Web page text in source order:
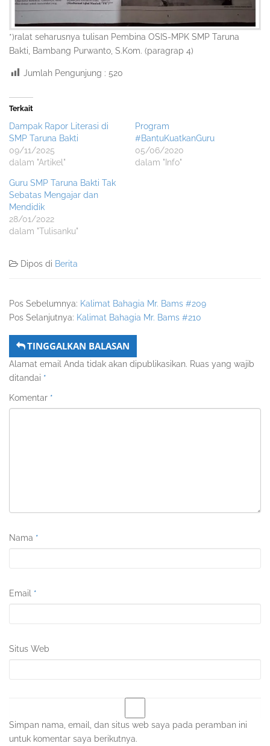
*)ralat seharusnya tulisan Pembina OSIS-MPK SMP Taruna
Bakti, Bambang Purwanto, S.Kom. (paragrap 4)
Jumlah Pengunjung : 520
Terkait
Dampak Rapor Literasi di
SMP Taruna Bakti
09/11/2025
dalam "Artikel"
Program
#BantuKuatkanGuru
05/06/2020
dalam "Info"
Guru SMP Taruna Bakti Tak
Sebatas Mengajar dan
Mendidik
28/01/2022
dalam "Tulisanku"
Dipos di Berita
Pos Sebelumnya: Kalimat Bahagia Mr. Bams #209
Pos Selanjutnya: Kalimat Bahagia Mr. Bams #210
TINGGALKAN BALASAN
Alamat email Anda tidak akan dipublikasikan. Ruas yang wajib
ditandai *
Komentar *
Nama *
Email *
Situs Web
Simpan nama, email, dan situs web saya pada peramban ini
untuk komentar saya berikutnya.